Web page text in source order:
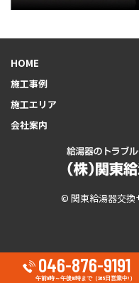
HOME
施工事例
施工エリア
会社案内
© 関東給湯器交
046-876-9191
午前9時～午後10時まで（365日営業中!）